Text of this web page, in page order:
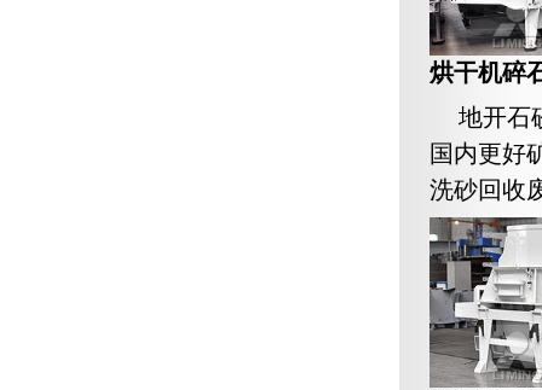
烘干机碎
地开石
国内更好
洗砂回收